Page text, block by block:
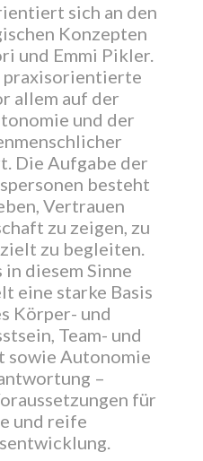
sich an den
Konzepten
und Emmi Pikler.
allem auf der
und der
Die Aufgabe der
besteht
Vertrauen
zu zeigen, zu
zu begleiten.
diesem Sinne
eine starke Basis
Körper- und
Team- und
sowie Autonomie
–
für
und reife